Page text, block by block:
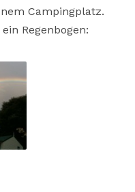
Campingplatz.
Regenbogen: